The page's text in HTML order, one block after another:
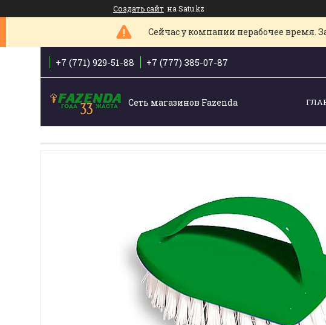
Создать сайт на Satu.kz
Сейчас у компании нерабочее время.
+7 (771) 929-51-88 +7 (777) 385-07-87
Сеть магазинов Fazenda